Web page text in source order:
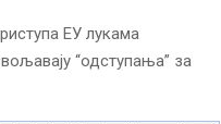
ЕУ лукама
“одступања” за